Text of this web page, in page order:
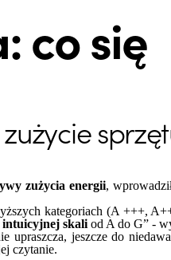
co się
zużycia energii,
kategoriach (A +++,
intuicyjnej skali od A do G” -
jeszcze do
czytanie.